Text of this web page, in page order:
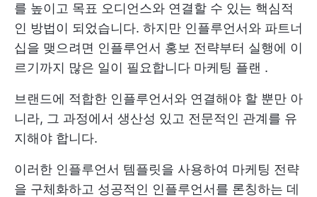
를 높이고 목표 오디언스와 연결할 수 있는 핵심적
인 방법이 되었습니다. 하지만 인플루언서와 파트너
십을 맺으려면 인플루언서 홍보 전략부터 실행에 이
르기까지 많은 일이 필요합니다 마케팅 플랜 .
브랜드에 적합한 인플루언서와 연결해야 할 뿐만 아
니라, 그 과정에서 생산성 있고 전문적인 관계를 유
지해야 합니다.
이러한 인플루언서 템플릿을 사용하여 마케팅 전략
을 구체화하고 성공적인 인플루언서를 론칭하는 데